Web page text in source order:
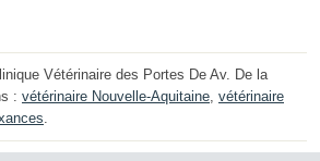
Vétérinaire des Portes De Av. De la
: vétérinaire Nouvelle-Aquitaine, vétérinaire
.